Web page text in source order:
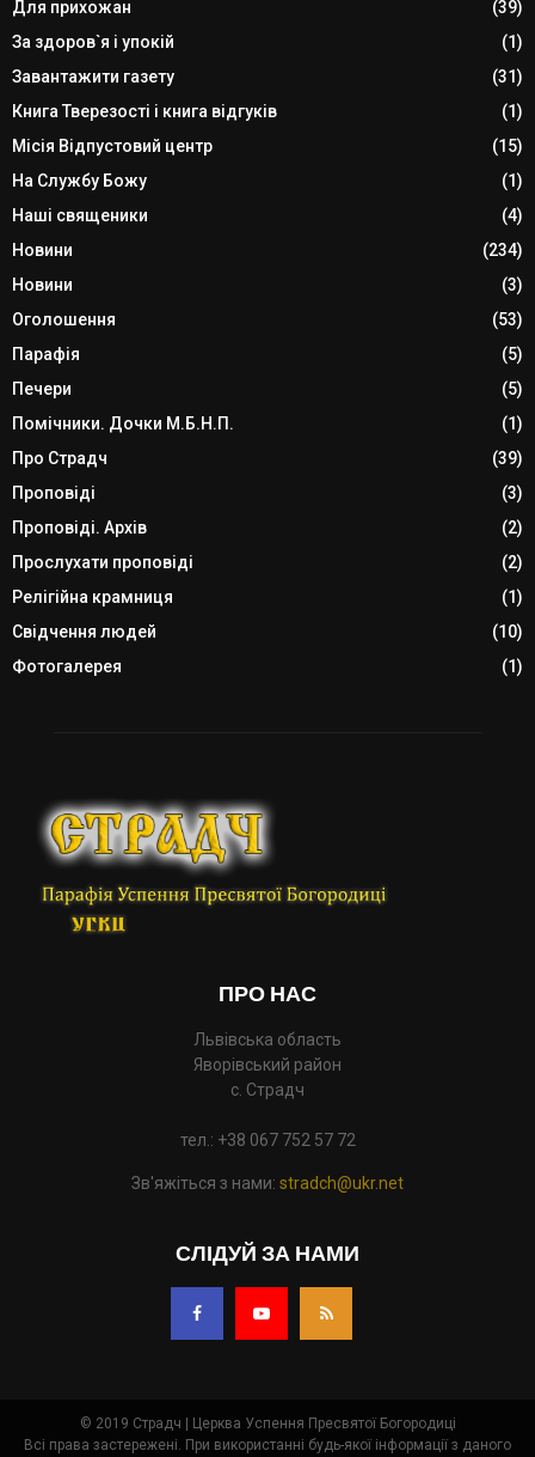
Для прихожан
(39)
За здоров`я і упокій
(1)
Завантажити газету
(31)
Книга Тверезості і книга відгуків
(1)
Місія Відпустовий центр
(15)
На Службу Божу
(1)
Наші священики
(4)
Новини
(234)
Новини
(3)
Оголошення
(53)
Парафія
(5)
Печери
(5)
Помічники. Дочки М.Б.Н.П.
(1)
Про Страдч
(39)
Проповіді
(3)
Проповіді. Архів
(2)
Прослухати проповіді
(2)
Релігійна крамниця
(1)
Свідчення людей
(10)
Фотогалерея
(1)
ПРО НАС
Львівська область
Яворівський район
с. Страдч
тел.: +38 067 752 57 72
Зв'яжіться з нами: stradch@ukr.net
СЛІДУЙ ЗА НАМИ
© 2019 Страдч | Церква Успення Пресвятої Богородиці
Всі права застережені. При використанні будь-якої інформації з даного